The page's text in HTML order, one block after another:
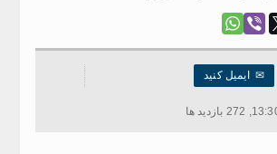
✉ایمیل کنید